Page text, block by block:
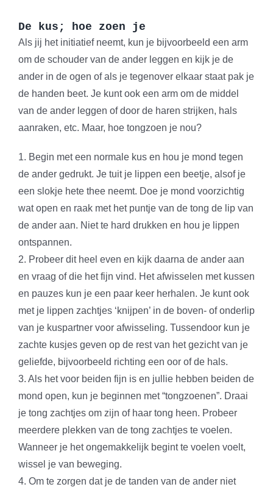
De kus; hoe zoen je
Als jij het initiatief neemt, kun je bijvoorbeeld een arm
om de schouder van de ander leggen en kijk je de
ander in de ogen of als je tegenover elkaar staat pak je
de handen beet. Je kunt ook een arm om de middel
van de ander leggen of door de haren strijken, hals
aanraken, etc. Maar, hoe tongzoen je nou?
1. Begin met een normale kus en hou je mond tegen
de ander gedrukt. Je tuit je lippen een beetje, alsof je
een slokje hete thee neemt. Doe je mond voorzichtig
wat open en raak met het puntje van de tong de lip van
de ander aan. Niet te hard drukken en hou je lippen
ontspannen.
2. Probeer dit heel even en kijk daarna de ander aan
en vraag of die het fijn vind. Het afwisselen met kussen
en pauzes kun je een paar keer herhalen. Je kunt ook
met je lippen zachtjes ‘knijpen’ in de boven- of onderlip
van je kuspartner voor afwisseling. Tussendoor kun je
zachte kusjes geven op de rest van het gezicht van je
geliefde, bijvoorbeeld richting een oor of de hals.
3. Als het voor beiden fijn is en jullie hebben beiden de
mond open, kun je beginnen met “tongzoenen”. Draai
je tong zachtjes om zijn of haar tong heen. Probeer
meerdere plekken van de tong zachtjes te voelen.
Wanneer je het ongemakkelijk begint te voelen voelt,
wissel je van beweging.
4. Om te zorgen dat je de tanden van de ander niet